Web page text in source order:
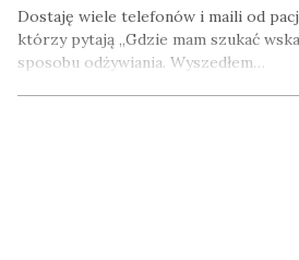
Dostaję wiele telefonów i maili od
którzy pytają „Gdzie mam szukać
sposobu odżywiania. Wyszedłem…